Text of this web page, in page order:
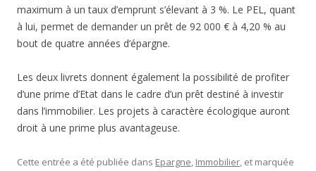
maximum à un taux d’emprunt s’élevant à 3 %. Le PEL, quant
à lui, permet de demander un prêt de 92 000 € à 4,20 % au
bout de quatre années d’épargne.
Les deux livrets donnent également la possibilité de profiter
d’une prime d’Etat dans le cadre d’un prêt destiné à investir
dans l’immobilier. Les projets à caractère écologique auront
droit à une prime plus avantageuse.
Cette entrée a été publiée dans Epargne, Immobilier, et marquée